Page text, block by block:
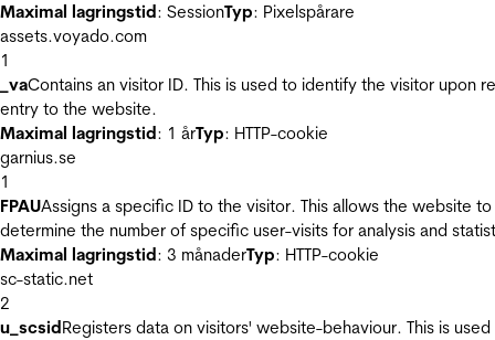
Maximal lagringstid: SessionTyp: Pixelspårare
assets.voyado.com
1
_vaContains an visitor ID. This is used to identify the visitor upon
entry to the website.
Maximal lagringstid: 1 årTyp: HTTP-cookie
garnius.se
1
FPAUAssigns a specific ID to the visitor. This allows the website to
determine the number of specific user-visits for analysis and
Maximal lagringstid: 3 månaderTyp: HTTP-cookie
sc-static.net
2
u_scsidRegisters data on visitors' website-behaviour. This is